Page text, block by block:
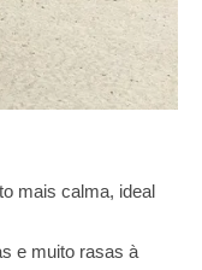
mais calma, ideal
e muito rasas à